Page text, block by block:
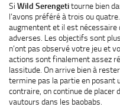
Si Wild Serengetitourne bien
l’avons préféré à trois ou
augmentent et il est nécessaire
adverses. Les objectifs sont
n’ont pas observé votre jeu et
actions sont finalement assez
lassitude. On arrive bien à
termine pas la partie en posant
contraire, on continue de placer
vautours dans les baobabs.